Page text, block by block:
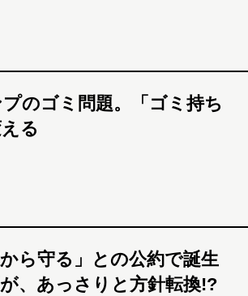
のゴミ問題。「ゴミ持ち
る
ら守る」との公約で誕生
、あっさりと方針転換!?